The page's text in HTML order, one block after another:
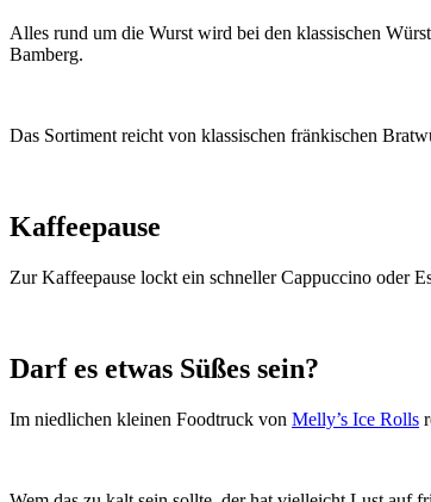
Alles rund um die Wurst wird bei den klassischen
Bamberg.
Das Sortiment reicht von klassischen fränkischen
Kaffeepause
Zur Kaffeepause lockt ein schneller Cappuccino oder
Darf es etwas Süßes sein?
Im niedlichen kleinen Foodtruck von Melly’s Ice Rolls